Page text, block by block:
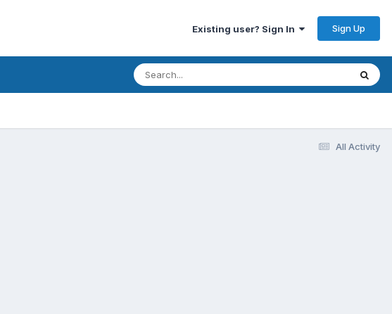
Existing user? Sign In Sign Up
All Activity